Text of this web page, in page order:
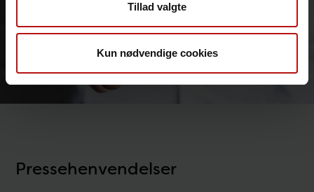
Tillad valgte
Kun nødvendige cookies
Pressehenvendelser